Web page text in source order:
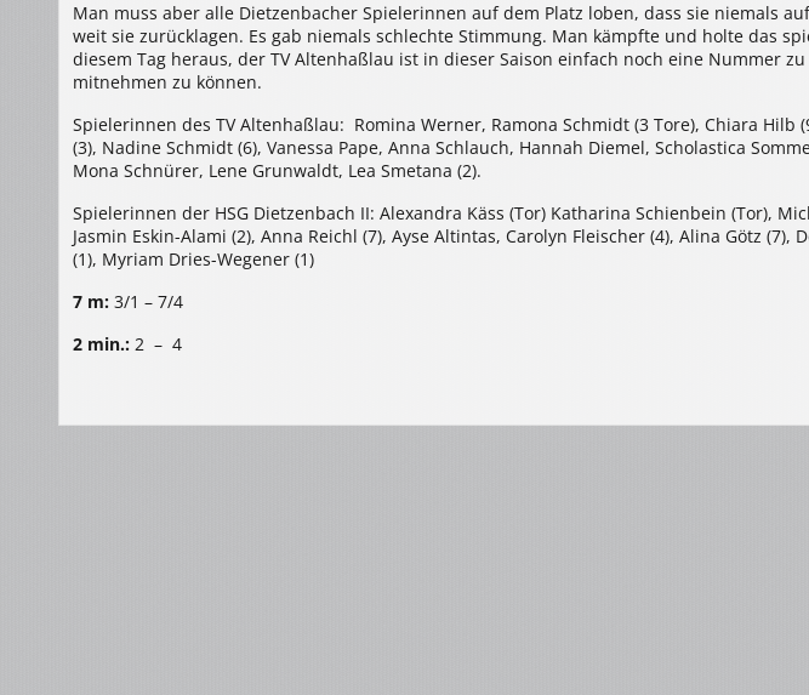
Man muss aber alle Dietzenbacher Spielerinnen auf dem Platz loben, dass sie niemals
weit sie zurücklagen. Es gab niemals schlechte Stimmung. Man kämpfte und holte das
diesem Tag heraus, der TV Altenhaßlau ist in dieser Saison einfach noch eine Nummer
mitnehmen zu können.
Spielerinnen des TV Altenhaßlau: Romina Werner, Ramona Schmidt (3 Tore), Chiara Hilb
(3), Nadine Schmidt (6), Vanessa Pape, Anna Schlauch, Hannah Diemel, Scholastica
Mona Schnürer, Lene Grunwaldt, Lea Smetana (2).
Spielerinnen der HSG Dietzenbach II: Alexandra Käss (Tor) Katharina Schienbein (Tor),
Jasmin Eskin-Alami (2), Anna Reichl (7), Ayse Altintas, Carolyn Fleischer (4), Alina Götz (7),
(1), Myriam Dries-Wegener (1)
7 m: 3/1 – 7/4
2 min.: 2 – 4